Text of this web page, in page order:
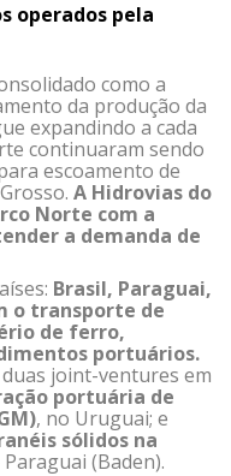
operados pela
como a
da produção da
expandindo a cada
continuaram sendo
escoamento de
A Hidrovias do
Norte com a
a demanda de
Brasil, Paraguai,
o transporte de
de ferro,
portuários.
joint-ventures em
portuária de
, no Uruguai; e
sólidos na
Paraguai (Baden).